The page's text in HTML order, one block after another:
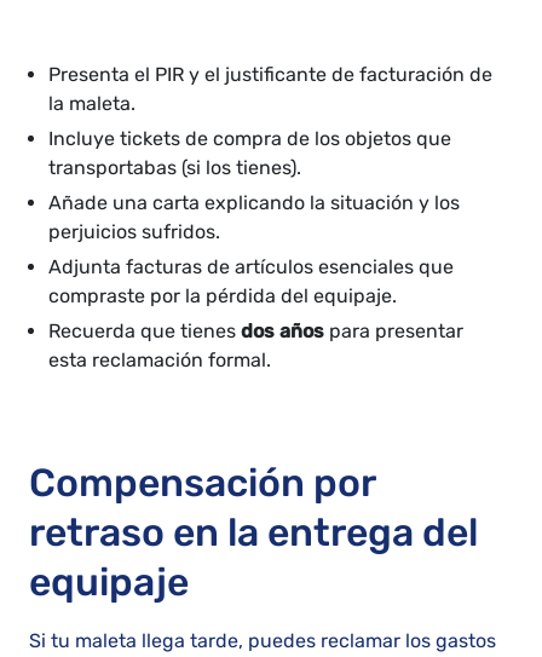
Presenta el PIR y el justificante de facturación de
la maleta.
Incluye tickets de compra de los objetos que
transportabas (si los tienes).
Añade una carta explicando la situación y los
perjuicios sufridos.
Adjunta facturas de artículos esenciales que
compraste por la pérdida del equipaje.
Recuerda que tienes dos años para presentar
esta reclamación formal.
Compensación por
retraso en la entrega del
equipaje
Si tu maleta llega tarde, puedes reclamar los gastos